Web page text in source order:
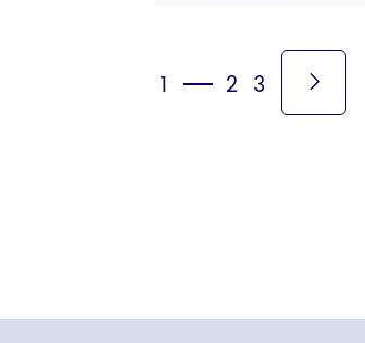
1 2 3